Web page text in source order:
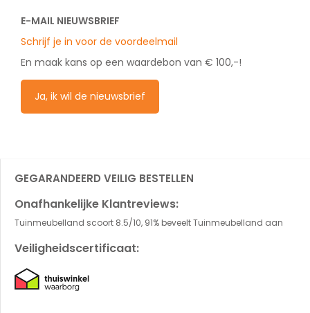
E-MAIL NIEUWSBRIEF
Schrijf je in voor de voordeelmail
En maak kans op een waardebon van € 100,-!
Ja, ik wil de nieuwsbrief
GEGARANDEERD VEILIG BESTELLEN
Onafhankelijke Klantreviews:
Tuinmeubelland scoort 8.5/10, 91% beveelt Tuinmeubelland aan
Veiligheidscertificaat: